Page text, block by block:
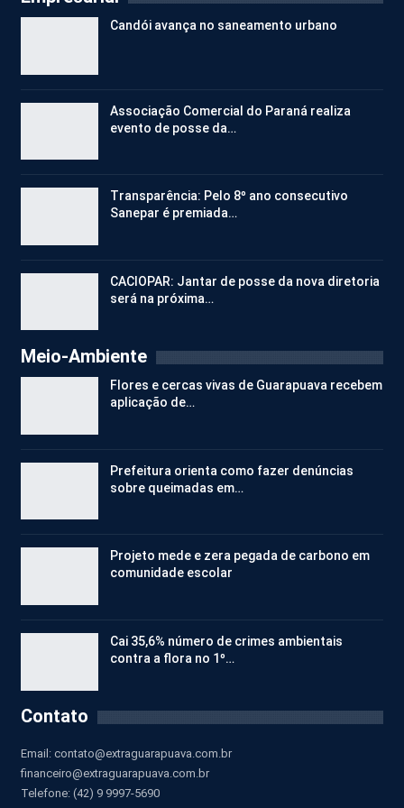
Candói avança no saneamento urbano
Associação Comercial do Paraná realiza
evento de posse da…
Transparência: Pelo 8º ano consecutivo
Sanepar é premiada…
CACIOPAR: Jantar de posse da nova diretoria
será na próxima…
Meio-Ambiente
Flores e cercas vivas de Guarapuava recebem
aplicação de…
Prefeitura orienta como fazer denúncias
sobre queimadas em…
Projeto mede e zera pegada de carbono em
comunidade escolar
Cai 35,6% número de crimes ambientais
contra a flora no 1º…
Contato
Email: contato@extraguarapuava.com.br
financeiro@extraguarapuava.com.br
Telefone: (42) 9 9997-5690